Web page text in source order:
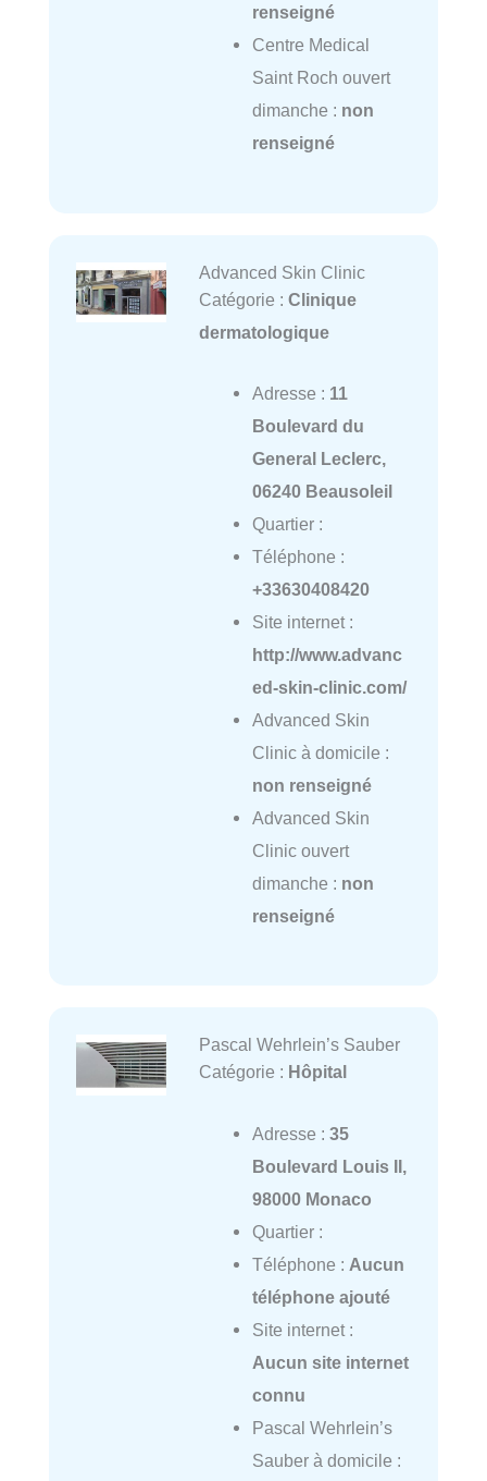
renseigné
Centre Medical
Saint Roch ouvert
dimanche : non
renseigné
Advanced Skin Clinic
Catégorie : Clinique
dermatologique
Adresse : 11
Boulevard du
General Leclerc,
06240 Beausoleil
Quartier :
Téléphone :
+33630408420
Site internet :
http://www.advanc
ed-skin-clinic.com/
Advanced Skin
Clinic à domicile :
non renseigné
Advanced Skin
Clinic ouvert
dimanche : non
renseigné
Pascal Wehrlein’s Sauber
Catégorie : Hôpital
Adresse : 35
Boulevard Louis II,
98000 Monaco
Quartier :
Téléphone : Aucun
téléphone ajouté
Site internet :
Aucun site internet
connu
Pascal Wehrlein’s
Sauber à domicile :